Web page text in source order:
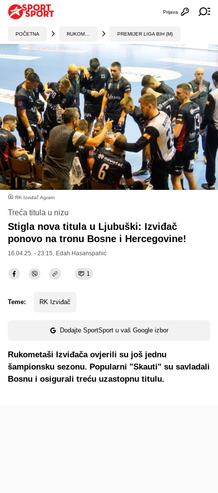
Otvori
Prijava
POČETNA PREMIJER LIGA BIH (M)
RK Izviđač Agram
Treća titula u nizu
Stigla nova titula u Ljubuški: Izviđač
ponovo na tronu Bosne i Hercegovine!
16.04.25. - 23:15, Edah Hasanspahić
1
Teme: RK Izviđač
Dodajte SportSport u vaš Google izbor
Rukometaši Izviđača ovjerili su još jednu
šampionsku sezonu. Popularni "Skauti" su savladali
Bosnu i osigurali treću uzastopnu titulu.